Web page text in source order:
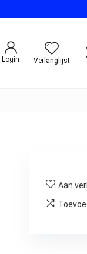
Login Verlanglijst
Aan